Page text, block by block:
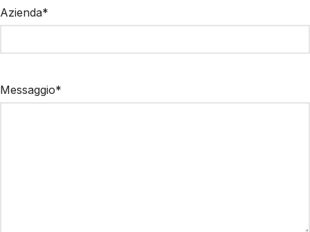
Azienda*
Messaggio*